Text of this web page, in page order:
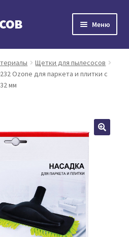
Меню
Щетки для пылесосов
Ozone для паркета и плитки с
мм